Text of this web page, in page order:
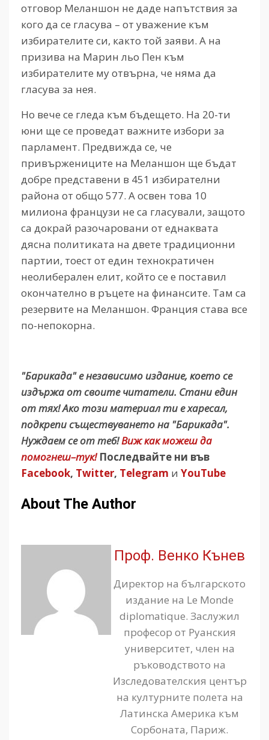
отговор Меланшон не даде напътствия за
кого да се гласува – от уважение към
избирателите си, както той заяви. А на
призива на Марин льо Пен към
избирателите му отвърна, че няма да
гласува за нея.
Но вече се гледа към бъдещето. На 20-ти
юни ще се проведат важните избори за
парламент. Предвижда се, че
привържениците на Меланшон ще бъдат
добре представени в 451 избирателни
района от общо 577. А освен това 10
милиона французи не са гласували, защото
са докрай разочаровани от еднаквата
дясна политиката на двете традиционни
партии, тоест от един технократичен
неолиберален елит, който се е поставил
окончателно в ръцете на финансите. Там са
резервите на Меланшон. Франция става все
по-непокорна.
"Барикада" е независимо издание, което се
издържа от своите читатели. Стани един
от тях! Ако този материал ти е харесал,
подкрепи съществуването на "Барикада".
Нуждаем се от теб!Виж как можеш да
помогнеш–тук! Последвайте ни във
Facebook, Twitter, Telegram и YouTube
About The Author
Проф. Венко Кънев
Директор на българското
издание на Le Monde
diplomatique. Заслужил
професор от Руанския
университет, член на
ръководството на
Изследователския център
на културните полета на
Латинска Америка към
Сорбоната, Париж.